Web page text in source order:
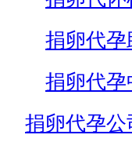
捐卵代孕
捐卵代孕
捐卵代孕公